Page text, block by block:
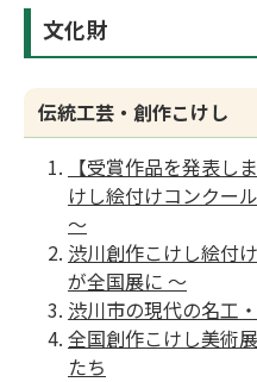
文化財
伝統工芸・創作こけし
【受賞作品を発表し
けし絵付けコンクー
～
渋川創作こけし絵付
が全国展に ～
渋川市の現代の名工
全国創作こけし美術
たち